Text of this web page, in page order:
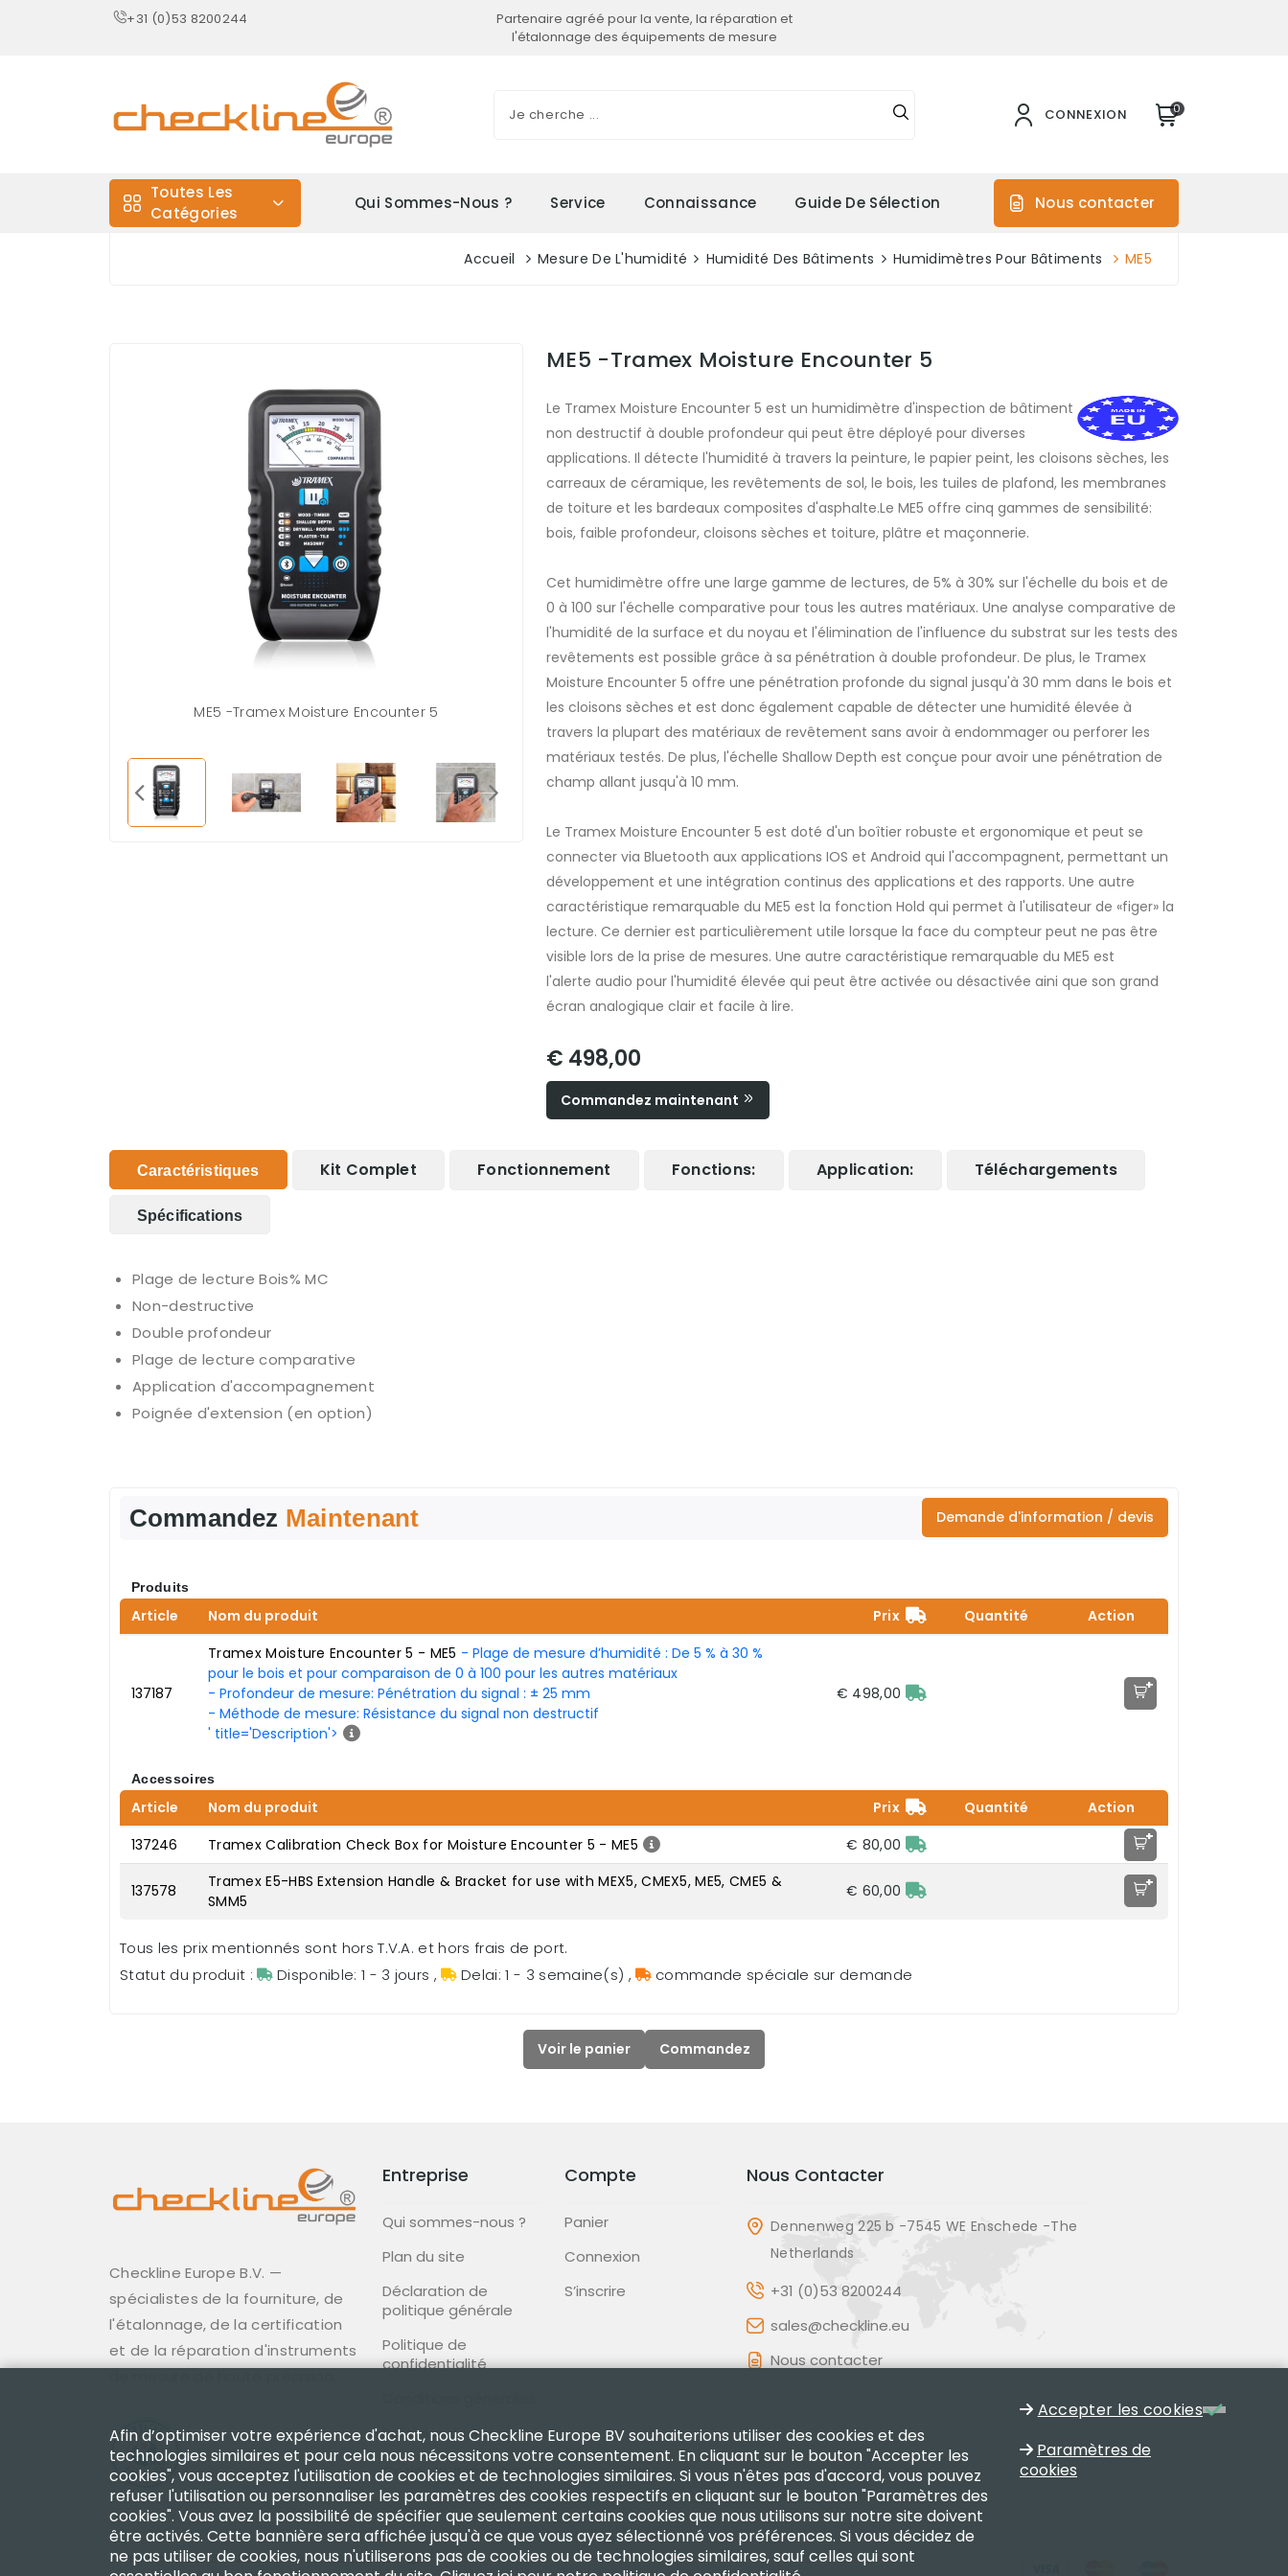
+31 (0)53 8200244
Partenaire agréé pour la vente, la réparation et
l'étalonnage des équipements de mesure
CONNEXION 0
Toutes Les
Catégories
Qui Sommes-Nous ? Service Connaissance Guide De Sélection Nous contacter
Accueil Mesure De L'humidité Humidité Des Bâtiments Humidimètres Pour Bâtiments ME5
ME5 -Tramex Moisture Encounter 5 ME5 sur le mur de tuiles (poignée d'extension-pince) Avant ME5 avec la main sur les carreaux
ME5 -Tramex Moisture Encounter 5
Le Tramex Moisture Encounter 5 est un humidimètre d'inspection de bâtiment
non destructif à double profondeur qui peut être déployé pour diverses
applications. Il détecte l'humidité à travers la peinture, le papier peint, les cloisons sèches, les
carreaux de céramique, les revêtements de sol, le bois, les tuiles de plafond, les membranes
de toiture et les bardeaux composites d'asphalte.Le ME5 offre cinq gammes de sensibilité:
bois, faible profondeur, cloisons sèches et toiture, plâtre et maçonnerie.
Cet humidimètre offre une large gamme de lectures, de 5% à 30% sur l'échelle du bois et de
0 à 100 sur l'échelle comparative pour tous les autres matériaux. Une analyse comparative de
l'humidité de la surface et du noyau et l'élimination de l'influence du substrat sur les tests des
revêtements est possible grâce à sa pénétration à double profondeur. De plus, le Tramex
Moisture Encounter 5 offre une pénétration profonde du signal jusqu'à 30 mm dans le bois et
les cloisons sèches et est donc également capable de détecter une humidité élevée à
travers la plupart des matériaux de revêtement sans avoir à endommager ou perforer les
matériaux testés. De plus, l'échelle Shallow Depth est conçue pour avoir une pénétration de
champ allant jusqu'à 10 mm.
Le Tramex Moisture Encounter 5 est doté d'un boîtier robuste et ergonomique et peut se
connecter via Bluetooth aux applications IOS et Android qui l'accompagnent, permettant un
développement et une intégration continus des applications et des rapports. Une autre
caractéristique remarquable du ME5 est la fonction Hold qui permet à l'utilisateur de «figer» la
lecture. Ce dernier est particulièrement utile lorsque la face du compteur peut ne pas être
visible lors de la prise de mesures. Une autre caractéristique remarquable du ME5 est
l'alerte audio pour l'humidité élevée qui peut être activée ou désactivée aini que son grand
écran analogique clair et facile à lire.
€ 498,00
Commandez maintenant
Caractéristiques Kit Complet Fonctionnement Fonctions: Application: Téléchargements
Spécifications
Plage de lecture Bois% MC
Non-destructive
Double profondeur
Plage de lecture comparative
Application d'accompagnement
Poignée d'extension (en option)
Commandez Maintenant Demande d'information / devis
Produits
Article Nom du produit Prix Quantité Action
137187
Tramex Moisture Encounter 5 - ME5 - Plage de mesure d’humidité : De 5 % à 30 %
pour le bois et pour comparaison de 0 à 100 pour les autres matériaux
- Profondeur de mesure: Pénétration du signal : ± 25 mm
- Méthode de mesure: Résistance du signal non destructif
' title='Description'>
€ 498,00 +
Accessoires
Article Nom du produit Prix Quantité
Action
137246
Tramex Calibration Check Box for Moisture Encounter 5 - ME5 € 80,00 +
137578
Tramex E5-HBS Extension Handle & Bracket for use with MEX5, CMEX5, ME5, CME5 &
SMM5
€ 60,00 +
Tous les prix mentionnés sont hors T.V.A. et hors frais de port.
Statut du produit :
Disponible: 1 - 3 jours , Delai: 1 - 3 semaine(s) , commande spéciale sur demande
Voir le panier Commandez
Checkline Europe B.V. —
spécialistes de la fourniture, de
l'étalonnage, de la certification
et de la réparation d'instruments
Entreprise
Qui sommes-nous ?
Plan du site
Déclaration de
politique générale
Politique de
confidentialité
Politique de Retour
Code de conduite
Compte
Panier
Connexion
S’inscrire
Nous Contacter
Dennenweg 225 b -7545 WE Enschede -The
Netherlands
+31 (0)53 8200244
sales@checkline.eu
Nous contacter
Copyright 2003 - 2026 Checkline Europe
Afin d’optimiser votre expérience d'achat, nous Checkline Europe BV souhaiterions utiliser des cookies et des
technologies similaires et pour cela nous nécessitons votre consentement. En cliquant sur le bouton "Accepter les
cookies", vous acceptez l'utilisation de cookies et de technologies similaires. Si vous n'êtes pas d'accord, vous pouvez
refuser l'utilisation ou personnaliser les paramètres des cookies respectifs en cliquant sur le bouton "Paramètres des
cookies". Vous avez la possibilité de spécifier que seulement certains cookies que nous utilisons sur notre site doivent
être activés. Cette bannière sera affichée jusqu'à ce que vous ayez sélectionné vos préférences. Si vous décidez de
ne pas utiliser de cookies, nous n'utiliserons pas de cookies ou de technologies similaires, sauf celles qui sont
Accepter les cookies
Paramètres de
cookies